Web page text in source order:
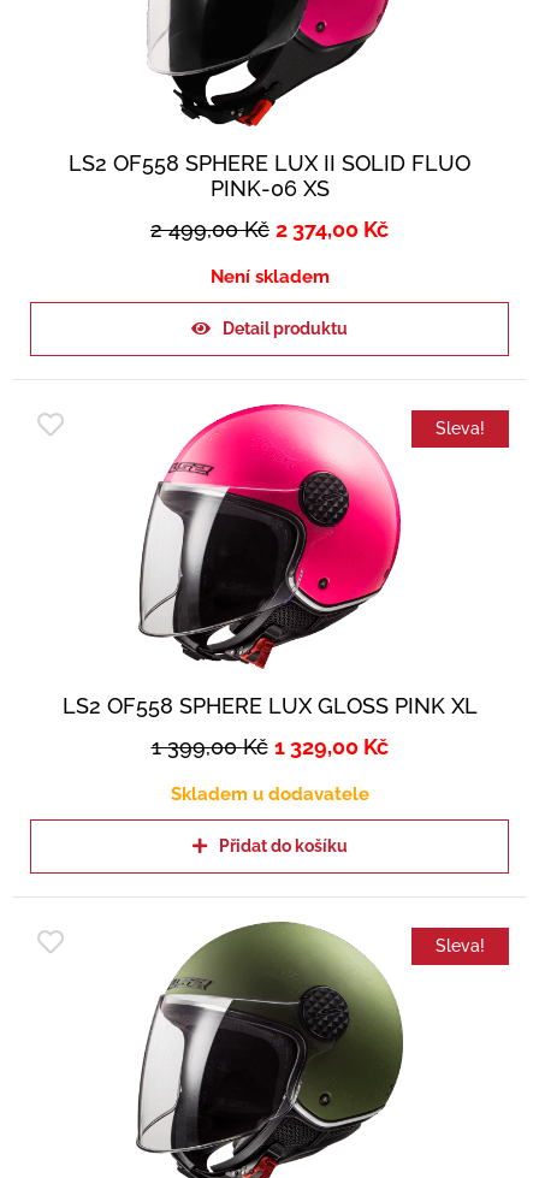
LS2 OF558 SPHERE LUX II SOLID FLUO
PINK-06 XS
2 499,00Kč 2 374,00 Kč
Není skladem
Detail produktu
Sleva!
LS2 OF558 SPHERE LUX GLOSS PINK XL
1 399,00Kč 1 329,00 Kč
Skladem u dodavatele
Přidat do košíku
Sleva!